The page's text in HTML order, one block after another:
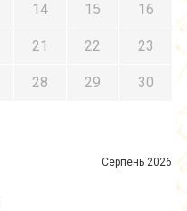
Серпень 2026
14 15 16
21 22 23
28 29 30